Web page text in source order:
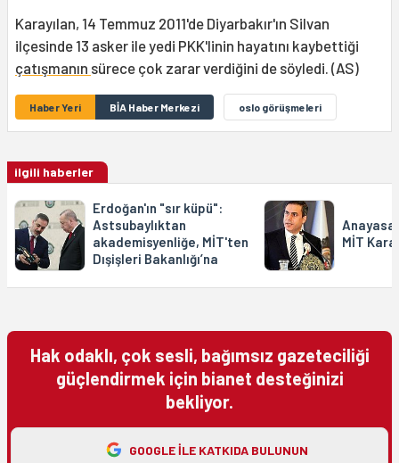
Karayılan, 14 Temmuz 2011'de Diyarbakır'ın Silvan
ilçesinde 13 asker ile yedi PKK'linin hayatını kaybettiği
çatışmanın sürece çok zarar verdiğini de söyledi. (AS)
Haber Yeri BİA Haber Merkezi oslo görüşmeleri
ilgili haberler
Erdoğan'ın "sır küpü":
Astsubaylıktan
akademisyenliğe, MİT'ten
Dışişleri Bakanlığı’na
Anayasa
MİT
Hak odaklı, çok sesli, bağımsız gazeteciliği
güçlendirmek için bianet desteğinizi
bekliyor.
GOOGLE ILE KATKIDA BULUNUN